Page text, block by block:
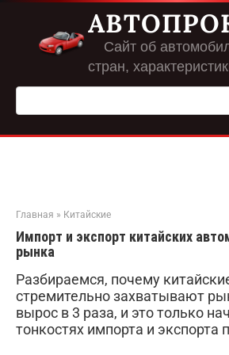
Перейти
контенту
Сайт об
стран,
Поиск:
Главная » Китайские
Импорт и экспорт китайских
рынка
Разбираемся, почему
стремительно захватывают
вырос в 3 раза, и это только
тонкостях импорта и экспорта